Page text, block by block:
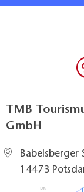
TMB
GmbH
Babelsberger
14473